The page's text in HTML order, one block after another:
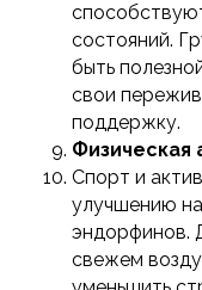
состояний.
быть
свои
поддержку​.
Физическая
Спорт и
улучшению
эндорфинов.
свежем
Сведения об
Расписание
Преподаватели